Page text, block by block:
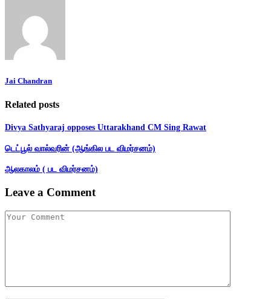
Jai Chandran
Related posts
Divya Sathyaraj opposes Uttarakhand CM Sing Rawat
டெட்பூல் வால்வரின் (ஆங்கில பட விமர்சனம்)
ஆலகாலம் ( பட விமர்சனம்)
Leave a Comment